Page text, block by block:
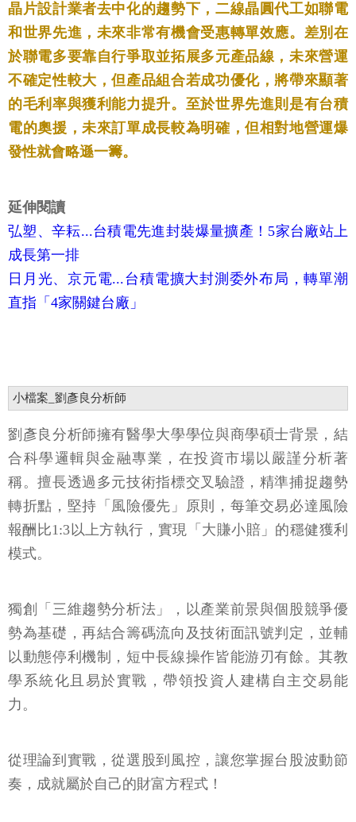
晶片設計業者去中化的趨勢下，二線晶圓代工如聯電
和世界先進，未來非常有機會受惠轉單效應。差別在
於聯電多要靠自行爭取並拓展多元產品線，未來營運
不確定性較大，但產品組合若成功優化，將帶來顯著
的毛利率與獲利能力提升。至於世界先進則是有台積
電的奧援，未來訂單成長較為明確，但相對地營運爆
發性就會略遜一籌。
延伸閱讀
弘塑、辛耘...台積電先進封裝爆量擴產！5家台廠站上
成長第一排
日月光、京元電...台積電擴大封測委外布局，轉單潮
直指「4家關鍵台廠」
小檔案_劉彥良分析師
劉彥良分析師擁有醫學大學學位與商學碩士背景，結
合科學邏輯與金融專業，在投資市場以嚴謹分析著
稱。擅長透過多元技術指標交叉驗證，精準捕捉趨勢
轉折點，堅持「風險優先」原則，每筆交易必達風險
報酬比1:3以上方執行，實現「大賺小賠」的穩健獲利
模式。
獨創「三維趨勢分析法」，以產業前景與個股競爭優
勢為基礎，再結合籌碼流向及技術面訊號判定，並輔
以動態停利機制，短中長線操作皆能游刃有餘。其教
學系統化且易於實戰，帶領投資人建構自主交易能
力。
從理論到實戰，從選股到風控，讓您掌握台股波動節
奏，成就屬於自己的財富方程式！